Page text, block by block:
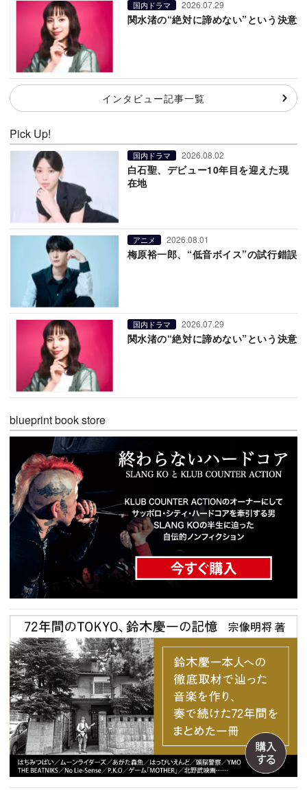
国内ドラマ 2026.07.29
関水渚の“絶対に諦めない”という決意
インタビュー記事一覧
Pick Up!
国内ドラマ 2026.08.02
白石聖、デビュー10年目を迎えた現
在地
アニメ 2026.08.01
梅原裕一郎、“低音ボイス”の試行錯誤
国内ドラマ 2026.07.29
関水渚の“絶対に諦めない”という決意
blueprint book store